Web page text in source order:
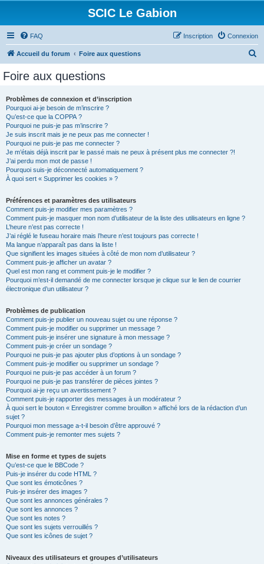
SCIC Le Gabion
FAQ Connexion
Inscription
Accueil du forum Foire aux questions
Foire aux questions
Problèmes de connexion et d’inscription
Pourquoi ai-je besoin de m’inscrire ?
Qu’est-ce que la COPPA ?
Pourquoi ne puis-je pas m’inscrire ?
Je suis inscrit mais je ne peux pas me connecter !
Pourquoi ne puis-je pas me connecter ?
Je m’étais déjà inscrit par le passé mais ne peux à présent plus me connecter ?!
J’ai perdu mon mot de passe !
Pourquoi suis-je déconnecté automatiquement ?
À quoi sert « Supprimer les cookies » ?
Préférences et paramètres des utilisateurs
Comment puis-je modifier mes paramètres ?
Comment puis-je masquer mon nom d’utilisateur de la liste des utilisateurs en ligne ?
L’heure n’est pas correcte !
J’ai réglé le fuseau horaire mais l’heure n’est toujours pas correcte !
Ma langue n’apparaît pas dans la liste !
Que signifient les images situées à côté de mon nom d’utilisateur ?
Comment puis-je afficher un avatar ?
Quel est mon rang et comment puis-je le modifier ?
Pourquoi m’est-il demandé de me connecter lorsque je clique sur le lien de courrier
électronique d’un utilisateur ?
Problèmes de publication
Comment puis-je publier un nouveau sujet ou une réponse ?
Comment puis-je modifier ou supprimer un message ?
Comment puis-je insérer une signature à mon message ?
Comment puis-je créer un sondage ?
Pourquoi ne puis-je pas ajouter plus d’options à un sondage ?
Comment puis-je modifier ou supprimer un sondage ?
Pourquoi ne puis-je pas accéder à un forum ?
Pourquoi ne puis-je pas transférer de pièces jointes ?
Pourquoi ai-je reçu un avertissement ?
Comment puis-je rapporter des messages à un modérateur ?
À quoi sert le bouton « Enregistrer comme brouillon » affiché lors de la rédaction d’un
sujet ?
Pourquoi mon message a-t-il besoin d’être approuvé ?
Comment puis-je remonter mes sujets ?
Mise en forme et types de sujets
Qu’est-ce que le BBCode ?
Puis-je insérer du code HTML ?
Que sont les émoticônes ?
Puis-je insérer des images ?
Que sont les annonces générales ?
Que sont les annonces ?
Que sont les notes ?
Que sont les sujets verrouillés ?
Que sont les icônes de sujet ?
Niveaux des utilisateurs et groupes d’utilisateurs